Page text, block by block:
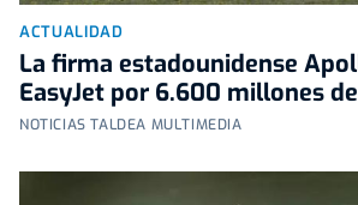
ACTUALIDAD
La firma estadounidense
EasyJet por 6.600 millones
NOTICIAS TALDEA MULTIMEDIA